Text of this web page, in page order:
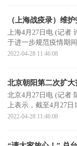
上海4月27日电 (记者
于进一步规范疫情期
2022-04-28 11:46:08
北京朝阳第二次扩
北京4月27日电 (记者
上表示，截至4月27日
2022-04-28 11:46:08